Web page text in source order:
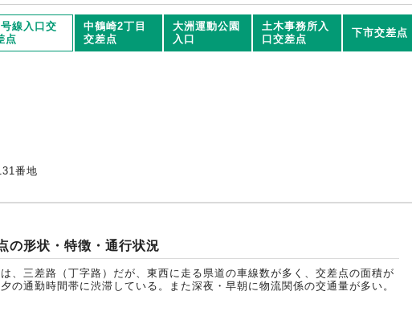
消費者向け専用サイト「そんぽの
ホント」
拠出事業について 講師派遣のお申し込み
線入口交
点
中鶴崎2丁目
交差点
大洲運動公園
入口
土木事務所入
口交差点
下市交差点
番地
の形状・特徴・通行状況
、三差路（丁字路）だが、東西に走る県道の車線数が多く、交差点の面積が
の通勤時間帯に渋滞している。また深夜・早朝に物流関係の交通量が多い。